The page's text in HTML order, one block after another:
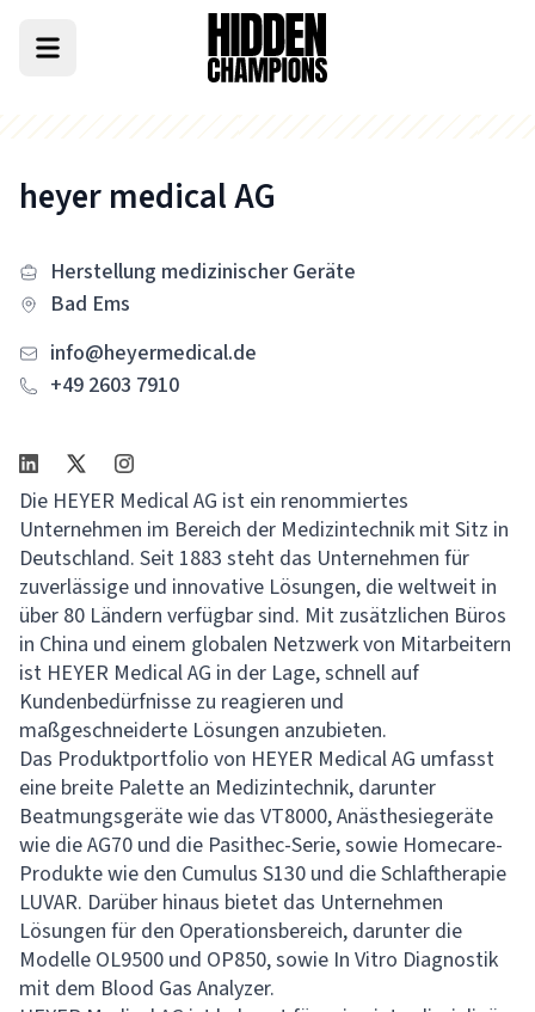
heyer medical AG
Herstellung medizinischer Geräte
Bad Ems
info@heyermedical.de
+49 2603 7910
Die HEYER Medical AG ist ein renommiertes
Unternehmen im Bereich der Medizintechnik mit Sitz in
Deutschland. Seit 1883 steht das Unternehmen für
zuverlässige und innovative Lösungen, die weltweit in
über 80 Ländern verfügbar sind. Mit zusätzlichen Büros
in China und einem globalen Netzwerk von Mitarbeitern
ist HEYER Medical AG in der Lage, schnell auf
Kundenbedürfnisse zu reagieren und
maßgeschneiderte Lösungen anzubieten.
Das Produktportfolio von HEYER Medical AG umfasst
eine breite Palette an Medizintechnik, darunter
Beatmungsgeräte wie das VT8000, Anästhesiegeräte
wie die AG70 und die Pasithec-Serie, sowie Homecare-
Produkte wie den Cumulus S130 und die Schlaftherapie
LUVAR. Darüber hinaus bietet das Unternehmen
Lösungen für den Operationsbereich, darunter die
Modelle OL9500 und OP850, sowie In Vitro Diagnostik
mit dem Blood Gas Analyzer.